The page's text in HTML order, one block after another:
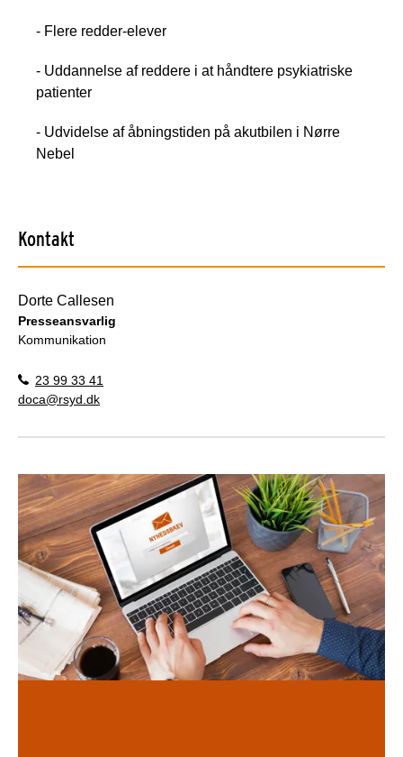
- Flere redder-elever
- Uddannelse af reddere i at håndtere psykiatriske
patienter
- Udvidelse af åbningstiden på akutbilen i Nørre
Nebel
Kontakt
Dorte Callesen
Presseansvarlig
Kommunikation
23 99 33 41
doca@rsyd.dk